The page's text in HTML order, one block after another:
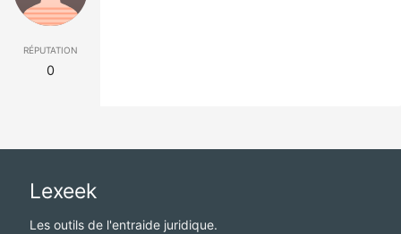
réputation
0
Lexeek
Les outils de l'entraide juridique.